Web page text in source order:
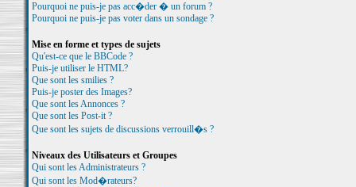
Pourquoi ne puis-je pas acc�der � un forum ?
Pourquoi ne puis-je pas voter dans un sondage ?
Mise en forme et types de sujets
Qu'est-ce que le BBCode ?
Puis-je utiliser le HTML?
Que sont les smilies ?
Puis-je poster des Images?
Que sont les Annonces ?
Que sont les Post-it ?
Que sont les sujets de discussions verrouill�s ?
Niveaux des Utilisateurs et Groupes
Qui sont les Administrateurs ?
Qui sont les Mod�rateurs?